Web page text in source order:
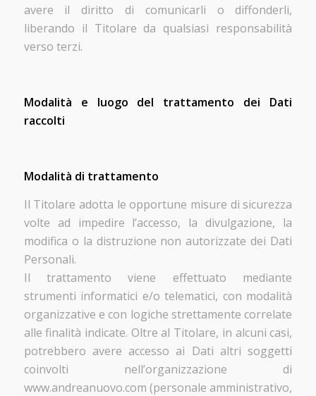
avere il diritto di comunicarli o diffonderli,
liberando il Titolare da qualsiasi responsabilità
verso terzi.
Modalità e luogo del trattamento dei Dati
raccolti
Modalità di trattamento
Il Titolare adotta le opportune misure di sicurezza
volte ad impedire l’accesso, la divulgazione, la
modifica o la distruzione non autorizzate dei Dati
Personali.
Il trattamento viene effettuato mediante
strumenti informatici e/o telematici, con modalità
organizzative e con logiche strettamente correlate
alle finalità indicate. Oltre al Titolare, in alcuni casi,
potrebbero avere accesso ai Dati altri soggetti
coinvolti nell’organizzazione di
www.andreanuovo.com (personale amministrativo,